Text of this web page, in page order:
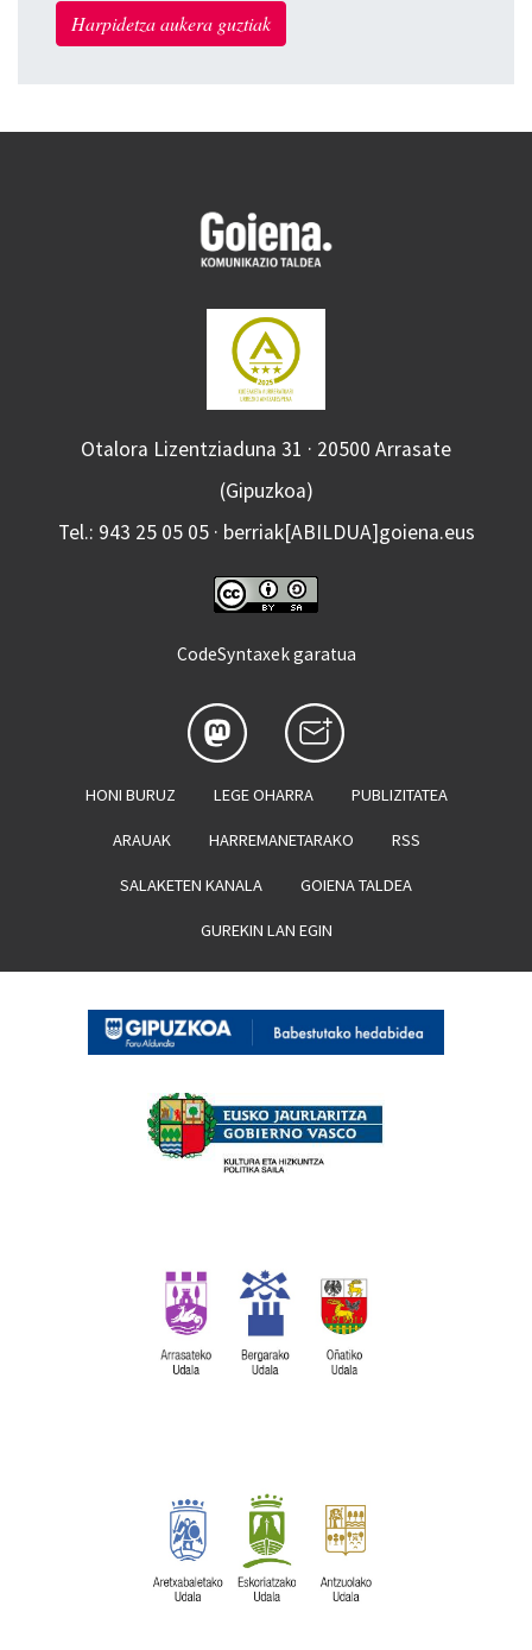
Harpidetza aukera guztiak
Otalora Lizentziaduna 31 · 20500 Arrasate
(Gipuzkoa)
Tel.: 943 25 05 05 · berriak[ABILDUA]goiena.eus
CodeSyntaxek garatua
HONI BURUZ LEGE OHARRA PUBLIZITATEA
ARAUAK HARREMANETARAKO RSS
SALAKETEN KANALA GOIENA TALDEA
GUREKIN LAN EGIN